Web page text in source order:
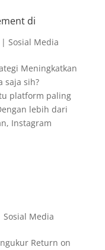
di
Sosial Media
Meningkatkan
saja sih?
platform paling
lebih dari
Instagram
Sosial Media
Return on